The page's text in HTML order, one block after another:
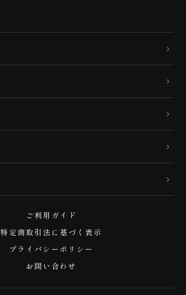
ご利用ガイド
特定商取引法に基づく表示
プライバシーポリシー
お問い合わせ